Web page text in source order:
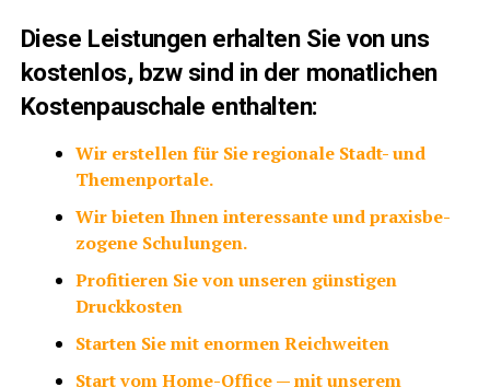
Die­se Leis­tun­gen erhal­ten Sie von uns
kos­ten­los, bzw sind in der monat­li­chen
Kos­ten­pau­scha­le enthalten:
Wir erstel­len für Sie regio­na­le Stadt- und
Themenportale.
Wir bie­ten Ihnen inter­es­san­te und pra­xis­be­
zo­ge­ne Schulungen.
Pro­fi­tie­ren Sie von unse­ren güns­ti­gen
Druckkosten
Star­ten Sie mit enor­men Reichweiten
Start vom Home-Office — mit unse­rem